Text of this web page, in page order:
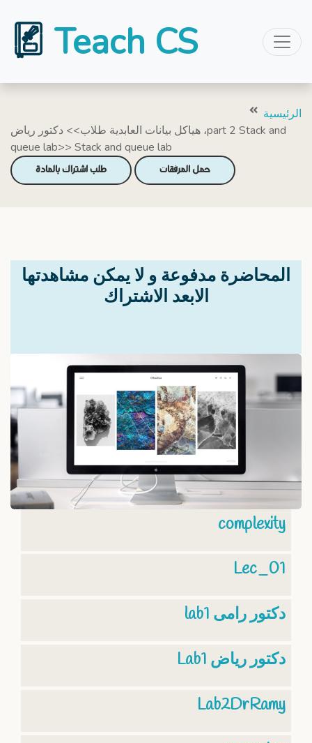
Teach CS
الرئيسية
هياكل بيانات العابدية طلاب>> دكتور رياض ،part 2 Stack and
queue lab>> Stack and queue lab
طلب اشتراك بالمادة حمل المرفقات
المحاضرة مدفوعة و لا يمكن مشاهدتها
الابعد الاشتراك
complexity
Lec_01
lab1 دكتور رامى
Lab1 دكتور رياض
Lab2DrRamy